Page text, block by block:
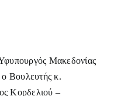
Μακεδονίας
Βουλευτής κ.
Κορδελιού –